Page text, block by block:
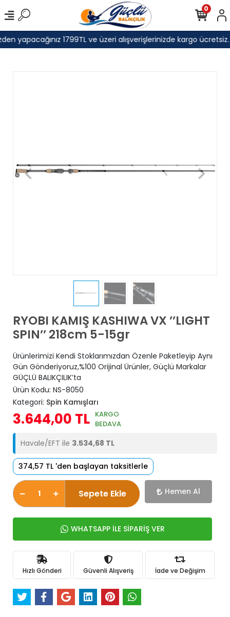
yapacağınız 1799TL ve üzeri alışverişlerinizde kargo ücretsiz.
0
RYOBI KAMIŞ KASHIWA VX ’’LIGHT
SPIN’’ 218cm 5-15gr
Ürünlerimizi Kendi Stoklarımızdan Özenle Paketleyip Aynı
Gün Gönderiyoruz,%100 Orijinal Ürünler, Güçlü Markalar
GÜÇLÜ BALIKÇILIK’ta
Ürün Kodu: NS-8050
Kategori: Spin Kamışları
3.644,00 TL KARGO
BEDAVA
Havale/EFT ile 3.534,68 TL
374,57 TL 'den başlayan taksitlerle
Sepete Ekle Hemen Al
WHATSAPP İLE SİPARİŞ VER
Hızlı Gönderi Güvenli Alışveriş İade ve Değişim